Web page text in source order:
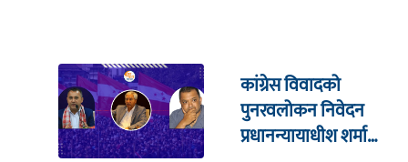
कांग्रेस विवादको
पुनरवलोकन निवेदन
प्रधानन्यायाधीश शर्मा